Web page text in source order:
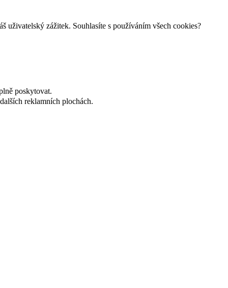
uživatelský zážitek. Souhlasíte s používáním všech cookies?
poskytovat.
reklamních plochách.